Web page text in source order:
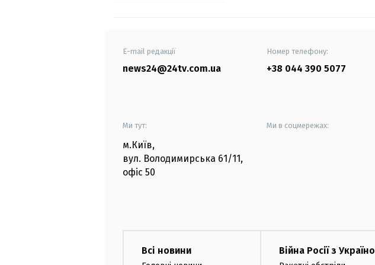
E-mail редакції
news24@24tv.com.ua
Номер телефону:
+38 044 390 5077
Ми тут:
м.Київ,
вул. Володимирська 61/11,
офіс 50
Ми в соцмережах:
Всі новини Війна Росії з